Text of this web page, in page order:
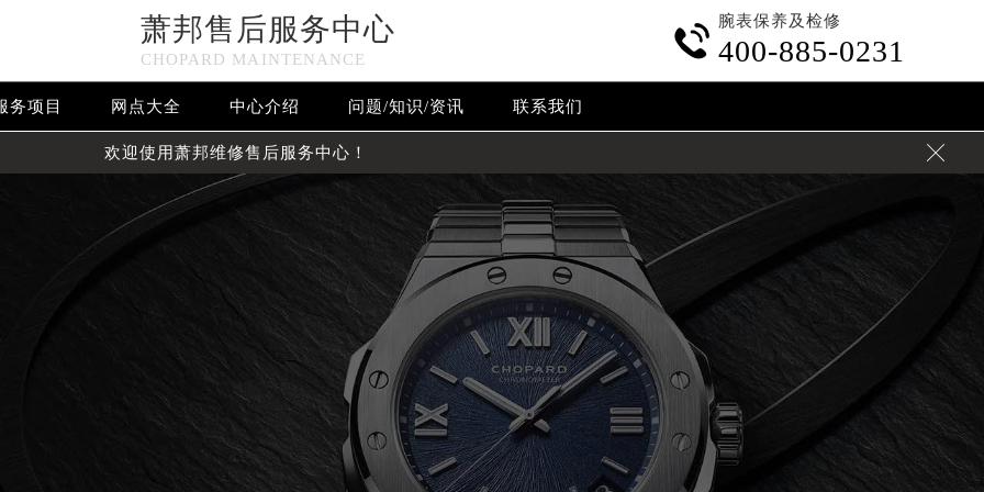
萧邦售后服务中心
CHOPARD MAINTENANCE

腕表保养及检修
400-885-0231
务项目 网点大全 中心介绍 问题/知识/资讯 联系我们
欢迎使用萧邦维修售后服务中心！ 